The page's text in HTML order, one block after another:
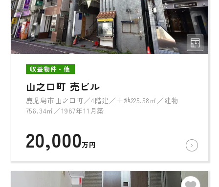
収益物件・他
山之口町 売ビル
鹿児島市山之口町／4階建／土地225.58㎡／建物
756.34㎡／1987年11月築
20,000万円